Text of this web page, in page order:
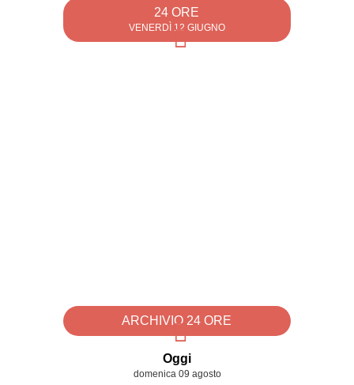
24 ORE
VENERDÌ 12 GIUGNO
ARCHIVIO 24 ORE
Oggi
domenica 09 agosto